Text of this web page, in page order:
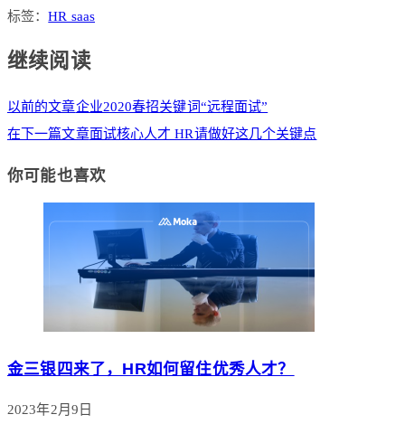
标签：HR saas
继续阅读
以前的文章企业2020春招关键词“远程面试”
在下一篇文章面试核心人才 HR请做好这几个关键点
你可能也喜欢
金三银四来了，HR如何留住优秀人才？
2023年2月9日